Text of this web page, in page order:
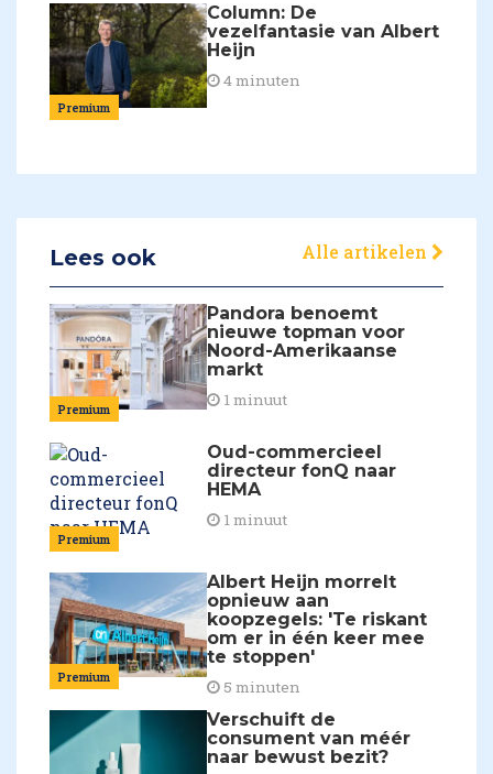
Premium
Column: De
vezelfantasie van Albert
Heijn
4 minuten
Lees ook Alle artikelen
Premium
Pandora benoemt
nieuwe topman voor
Noord-Amerikaanse
markt
1 minuut
Premium
Oud-commercieel
directeur fonQ naar
HEMA
1 minuut
Premium
Albert Heijn morrelt
opnieuw aan
koopzegels: 'Te riskant
om er in één keer mee
te stoppen'
5 minuten
Verschuift de
consument van méér
naar bewust bezit?